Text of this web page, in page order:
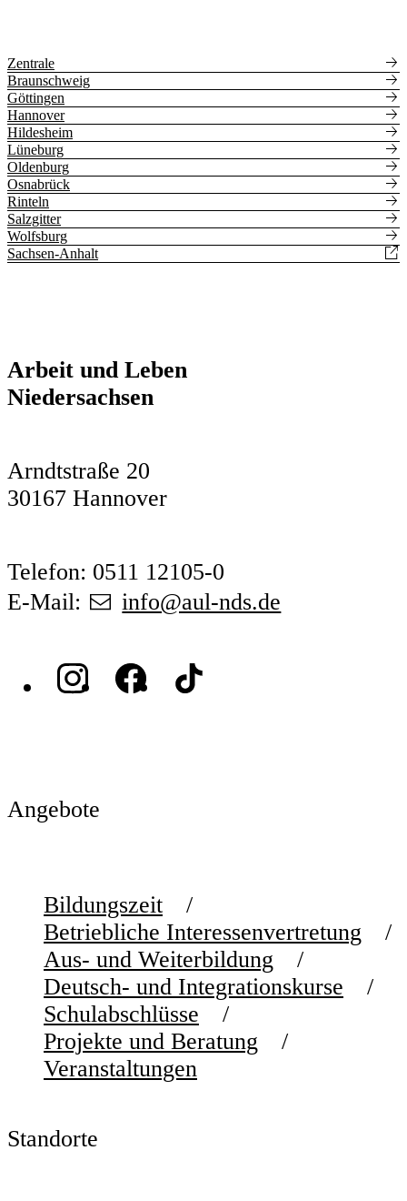
Zentrale
Braunschweig
Göttingen
Hannover
Hildesheim
Lüneburg
Oldenburg
Osnabrück
Rinteln
Salzgitter
Wolfsburg
Sachsen-Anhalt
Arbeit und Leben
Niedersachsen
Arndtstraße 20
30167 Hannover
Telefon: 0511 12105-0
E-Mail:
info@aul-nds.de
Angebote
Bildungszeit
Betriebliche Interessenvertretung
Aus- und Weiterbildung
Deutsch- und Integrationskurse
Schulabschlüsse
Projekte und Beratung
Veranstaltungen
Standorte